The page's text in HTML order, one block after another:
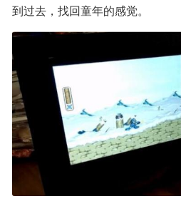
到过去，找回童年的感觉。